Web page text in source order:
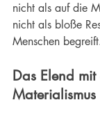
nicht als auf die
nicht als bloße
Menschen
Das Elend mit
Materialismus